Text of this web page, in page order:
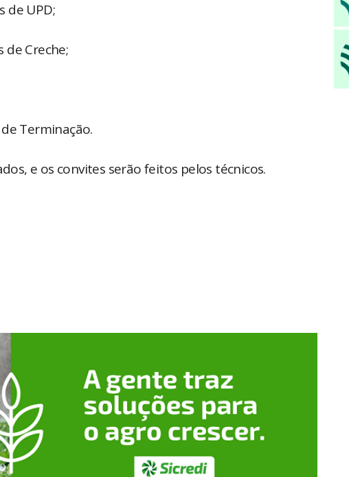
de UPD;
Creche;
Terminação.
e os convites serão feitos pelos técnicos.